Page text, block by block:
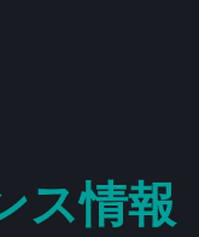
ス情報